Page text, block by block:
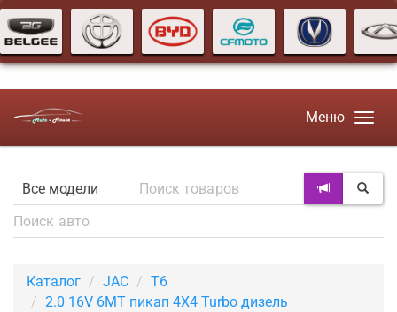
Меню
Каталог JAC
T6
2.0 16V 6MT пикап 4X4 Turbo дизель